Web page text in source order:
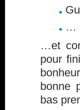
…
…et
pour
bonne
bas